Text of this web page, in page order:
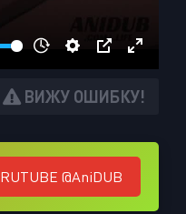
ВИЖУ ОШИБКУ!
RUTUBE @AniDUB